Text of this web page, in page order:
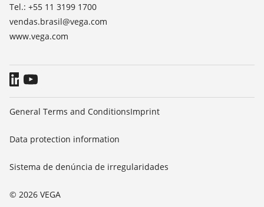
Tel.: +55 11 3199 1700
vendas.brasil@vega.com
www.vega.com
© 2026 VEGA
General Terms and ConditionsImprint
Data protection information
Sistema de denúncia de irregularidades